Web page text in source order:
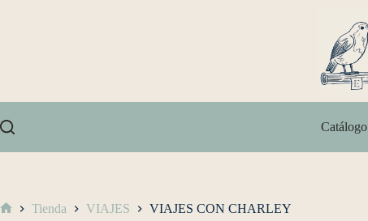
Catálogo
Tienda VIAJES VIAJES CON CHARLEY